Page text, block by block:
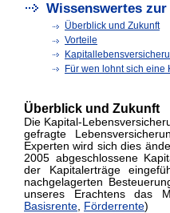
Wissenswertes
Überblick und Zukunft
Vorteile
Für wen lohnt sich
Überblick und Zukunft
Die Kapital-
gefragte
Experten wird sich dies
2005 abgeschlossene
der Kapitalerträge
nachgelagerten
unseres Erachtens das
Basisrente, Förderrente)